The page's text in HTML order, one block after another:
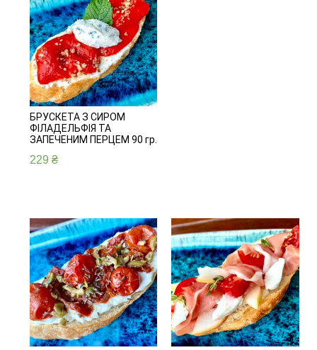
БРУСКЕТА З СИРОМ
ФІЛАДЕЛЬФІЯ ТА
ЗАПЕЧЕНИМ ПЕРЦЕМ 90 гр.
229 ₴